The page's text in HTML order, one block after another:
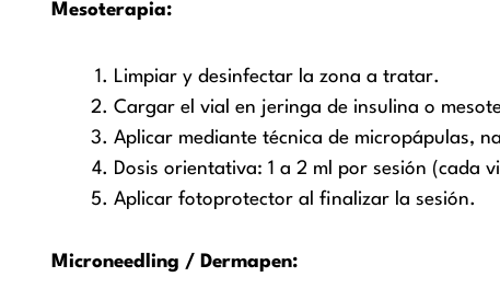
Mesoterapia:
Limpiar y desinfectar la zona a tratar.
Cargar el vial en jeringa de insulina o
Aplicar mediante técnica de micropápulas,
Dosis orientativa: 1 a 2 ml por sesión (cada
Aplicar fotoprotector al finalizar la sesión.
Microneedling / Dermapen: